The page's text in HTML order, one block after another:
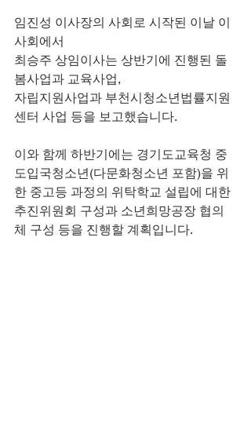
임진성 이사장의 사회로 시작된 이날 이
사회에서
최승주 상임이사는 상반기에 진행된 돌
봄사업과 교육사업,
자립지원사업과 부천시청소년법률지원
센터 사업 등을 보고했습니다.
이와 함께 하반기에는 경기도교육청 중
도입국청소년(다문화청소년 포함)을 위
한 중고등 과정의 위탁학교 설립에 대한
추진위원회 구성과 소년희망공장 협의
체 구성 등을 진행할 계획입니다.